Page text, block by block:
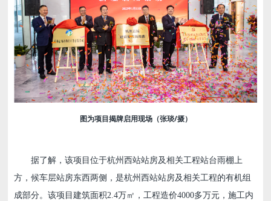
图为项目揭牌启用现场（张琰/摄）
据了解，该项目位于杭州西站站房及相关工程站台雨棚上
方，候车层站房东西两侧，是杭州西站站房及相关工程的有机组
成部分。该项目建筑面积2.4万㎡，工程造价4000多万元，施工内